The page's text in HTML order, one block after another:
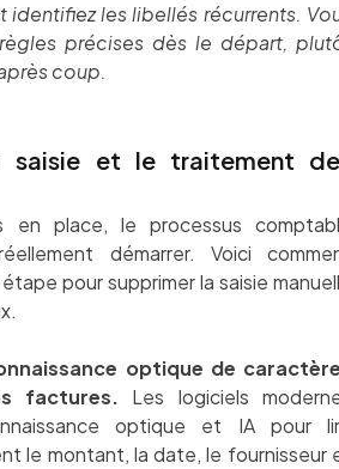
identifiez les libellés récurrents.
précises dès le départ,
coup.
saisie et le traitement
en place, le processus
démarrer. Voici
pour supprimer la saisie
optique de
factures. Les logiciels
optique et IA pour
le montant, la date, le fournisseur